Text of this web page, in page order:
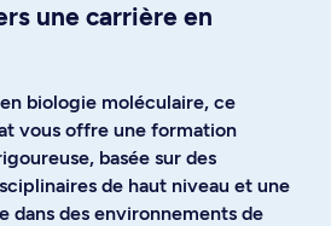
une carrière en
biologie moléculaire, ce
vous offre une formation
basée sur des
de haut niveau et une
dans des environnements de